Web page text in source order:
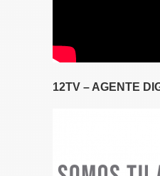
12TV – AGENTE